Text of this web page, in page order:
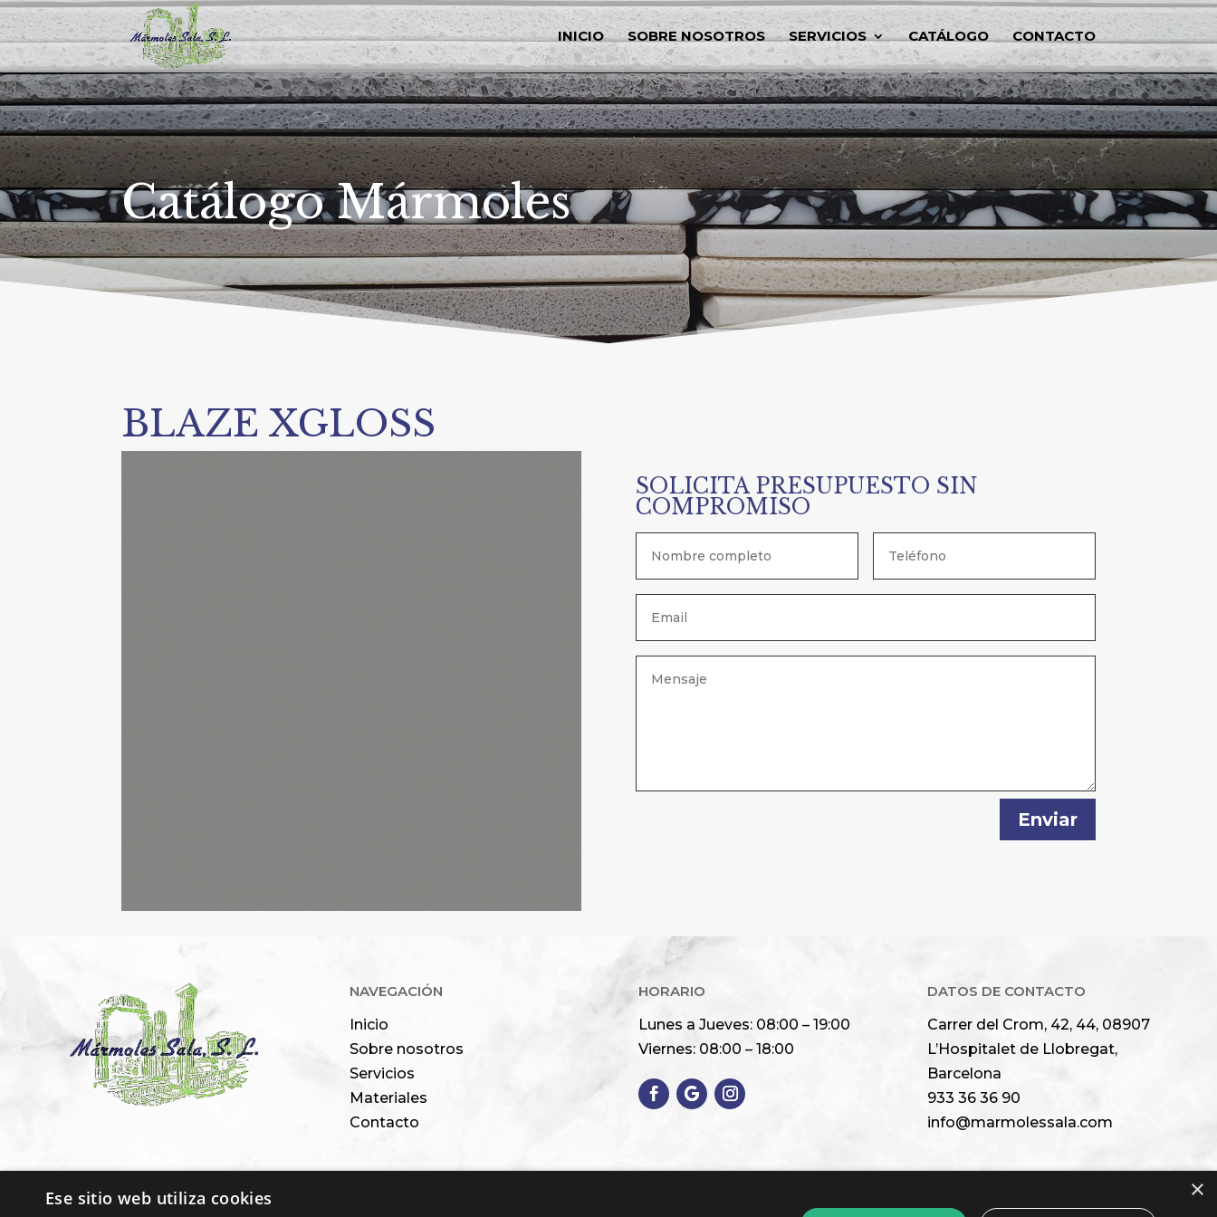
INICIO SOBRE NOSOTROS SERVICIOS CATÁLOGO CONTACTO
Catálogo Mármoles
BLAZE XGLOSS
SOLICITA PRESUPUESTO SIN
COMPROMISO
Enviar
NAVEGACIÓN
Inicio
Sobre nosotros
Servicios
Materiales
Contacto
HORARIO
Lunes a Jueves: 08:00 – 19:00
Viernes: 08:00 – 18:00
DATOS DE CONTACTO
Carrer del Crom, 42, 44, 08907
L’Hospitalet de Llobregat,
Barcelona
933 36 36 90
info@marmolessala.com
×
Ese sitio web utiliza cookies